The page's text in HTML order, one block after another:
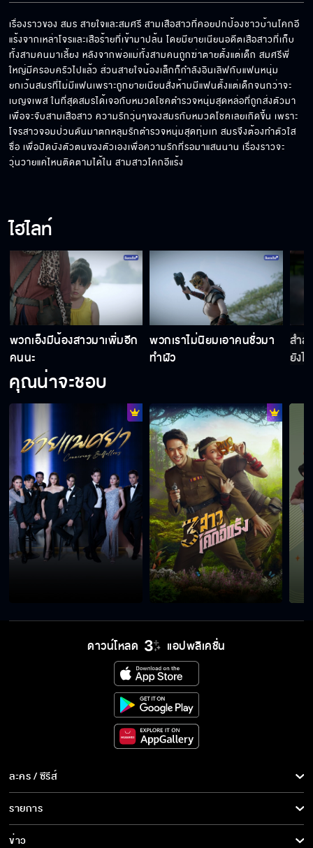
เรื่องราวของ สมร สายใจและสมศรี สามเสือสาวที่คอยปกป้องชาวบ้านโคกอี
แร้งจากเหล่าโจรและเสือร้ายที่เข้ามาปล้น โดยมียายเนียนอดีตเสือสาวที่เก็บ
ทั้งสามคนมาเลี้ยง หลังจากพ่อแม่ทั้งสามคนถูกฆ่าตายตั้งแต่เด็ก สมศรีพี่
ใหญ่มีครอบครัวไปแล้ว ส่วนสายใจน้องเล็กก็กำลังอินเลิฟกับแฟนหนุ่ม
ยกเว้นสมรที่ไม่มีแฟนเพราะถูกยายเนียนสั่งห้ามมีแฟนตั้งแต่เด็กจนกว่าจะ
เบญจเพส ในที่สุดสมรได้เจอกับหมวดโชคตำรวจหนุ่มสุดหล่อที่ถูกส่งตัวมา
เพื่อจะจับสามเสือสาว ความรักวุ่นๆของสมรกับหมวดโชคเลยเกิดขึ้น เพราะ
โจรสาวจอมป่วนดันมาตกหลุมรักตำรวจหนุ่มสุดทุ่มเท สมรจึงต้องทำตัวใส
ซื่อ เพื่อปิดบังตัวตนของตัวเองเพื่อความรักที่รอมาแสนนาน เรื่องราวจะ
วุ่นวายแค่ไหนติดตามได้ใน สามสาวโคกอีแร้ง
ไฮไลท์
พวกเอ็งมีน้องสาวมาเพิ่มอีก
คนนะ
พวกเราไม่นิยมเอาคนชั่วมา
ทำผัว
สำส่
ยังไง
คุณน่าจะชอบ
ดาวน์โหลด แอปพลิเคชั่น
ละคร / ซีรีส์
ละคร/ซีรีส์
ซีรีส์นานาชาติ
รายการ
รายการทั้งหมด
ข่าว